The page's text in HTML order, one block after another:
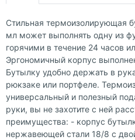
Стильная термоизолирующая
мл может выполнять одну из
горячими в течение 24 часов
Эргономичный корпус
Бутылку удобно держать в
рюкзаке или портфеле.
универсальный и полезный
руки, вы не захотите с ней
преимущества: - корпус
нержавеющей стали 18/8 с